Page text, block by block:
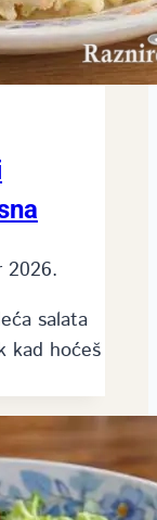
2026.
salata
kad hoćeš